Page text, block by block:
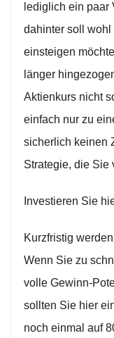
lediglich ein paar
dahinter soll wohl
einsteigen
länger
Aktienkurs nicht
einfach nur zu
sicherlich keinen
Strategie, die Sie
Investieren Sie
Kurzfristig
Wenn Sie zu
volle Gewinn-
sollten Sie hier
noch einmal auf